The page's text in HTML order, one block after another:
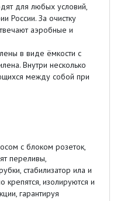
для любых условий,
России. За очистку
аэробные и
в виде ёмкости с
Внутри несколько
между собой при
с блоком розеток,
переливы,
стабилизатор ила и
крепятся, изолируются и
гарантируя